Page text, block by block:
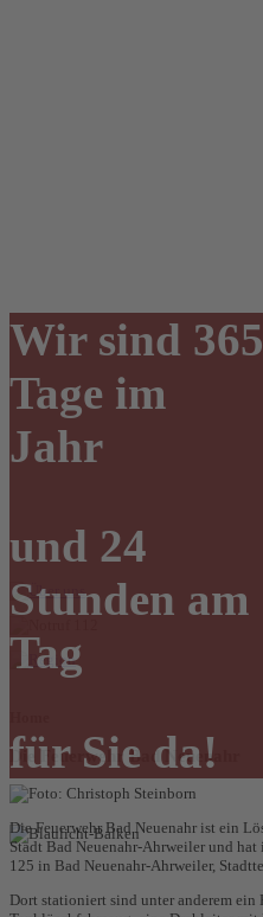
Wir sind 365
Tage im
Jahr
und 24
Stunden am
Tag
für Sie da!
Die Feuerwehr Bad Neuenahr
Die Feuerwehr Bad Neuenahr ist ein
Stadt Bad Neuenahr-Ahrweiler und hat
125 in Bad Neuenahr-Ahrweiler,
Dort stationiert sind unter anderem